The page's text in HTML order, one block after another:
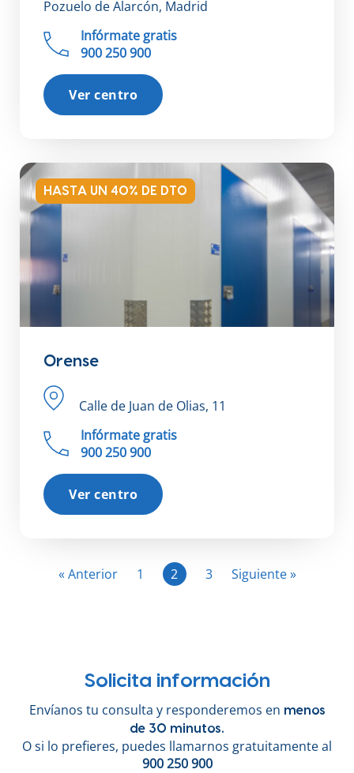
Pozuelo de Alarcón, Madrid
Infórmate gratis
900 250 900
Ver centro
HASTA UN 40% DE DTO
Orense
Calle de Juan de Olias, 11
Infórmate gratis
900 250 900
Ver centro
« Anterior 1 2 3 Siguiente »
Solicita información
Envíanos tu consulta y responderemos en menos
de 30 minutos.
O si lo prefieres, puedes llamarnos gratuitamente al
900 250 900